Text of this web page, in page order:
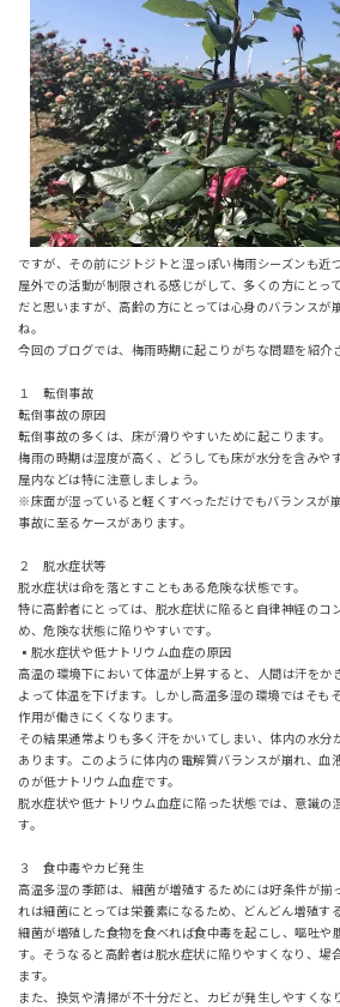
ですが、その前にジトジトと湿っぽい梅雨シーズンも近
屋外での活動が制限される感じがして、多くの方にとっ
だと思いますが、高齢の方にとっては心身のバランスが
ね。
今回のブログでは、梅雨時期に起こりがちな問題を紹介
１ 転倒事故
転倒事故の原因
転倒事故の多くは、床が滑りやすいために起こります。
梅雨の時期は湿度が高く、どうしても床が水分を含みや
屋内などは特に注意しましょう。
※床面が湿っていると軽くすべっただけでもバランスが
事故に至るケースがあります。
２ 脱水症状等
脱水症状は命を落とすこともある危険な状態です。
特に高齢者にとっては、脱水症状に陥ると自律神経のコ
め、危険な状態に陥りやすいです。
▪脱水症状や​​低ナトリウム血症の原因
高温の環境下において体温が上昇すると、人間は汗をか
よって体温を下げます。しかし高温多湿の環境ではそも
作用が働きにくくなります。
その結果通常よりも多く汗をかいてしまい、体内の水分
あります。このように体内の電解質バランスが崩れ、血
のが低ナトリウム血症です。
脱水症状や低ナトリウム血症に陥った状態では、意識の
す。
３ 食中毒やカビ発生
高温多湿の季節は、細菌が増殖するためには好条件が揃
れは細菌にとっては栄養素になるため、どんどん増殖す
細菌が増殖した食物を食べれば食中毒を起こし、嘔吐や
す。そうなると高齢者は脱水症状に陥りやすくなり、場
ます。
また、換気や清掃が不十分だと、カビが発生しやすくな